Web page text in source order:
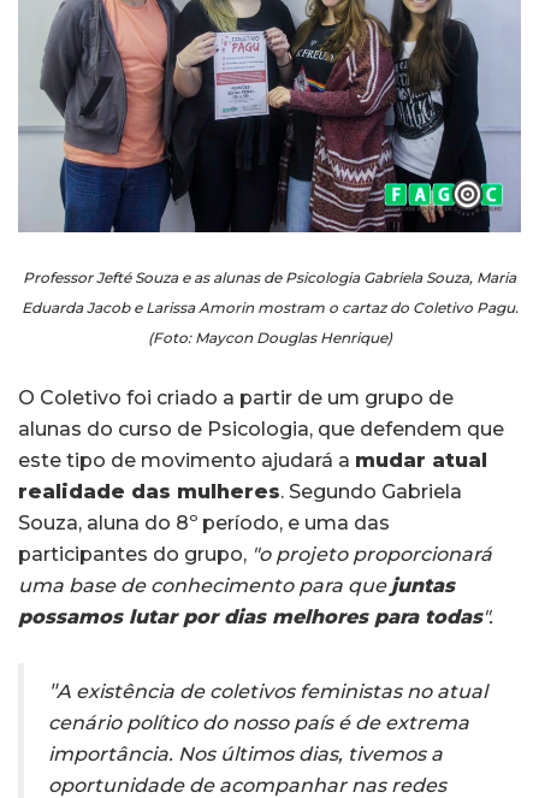
Professor Jefté Souza e as alunas de Psicologia Gabriela Souza, Maria
Eduarda Jacob e Larissa Amorin mostram o cartaz do Coletivo Pagu.
(Foto: Maycon Douglas Henrique)
O Coletivo foi criado a partir de um grupo de
alunas do curso de Psicologia, que defendem que
este tipo de movimento ajudará a mudar atual
realidade das mulheres. Segundo Gabriela
Souza, aluna do 8º período, e uma das
participantes do grupo, "o projeto proporcionará
uma base de conhecimento para que juntas
possamos lutar por dias melhores para todas".
"A existência de coletivos feministas no atual
cenário político do nosso país é de extrema
importância. Nos últimos dias, tivemos a
oportunidade de acompanhar nas redes